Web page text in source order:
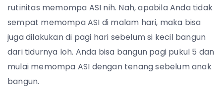
rutinitas memompa ASI nih. Nah, apabila Anda tidak
sempat memompa ASI di malam hari, maka bisa
juga dilakukan di pagi hari sebelum si kecil bangun
dari tidurnya loh. Anda bisa bangun pagi pukul 5 dan
mulai memompa ASI dengan tenang sebelum anak
bangun.